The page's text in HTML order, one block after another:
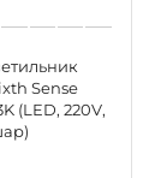
Sense
(LED, 220V,